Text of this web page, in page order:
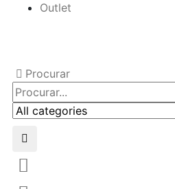
Outlet
Procurar